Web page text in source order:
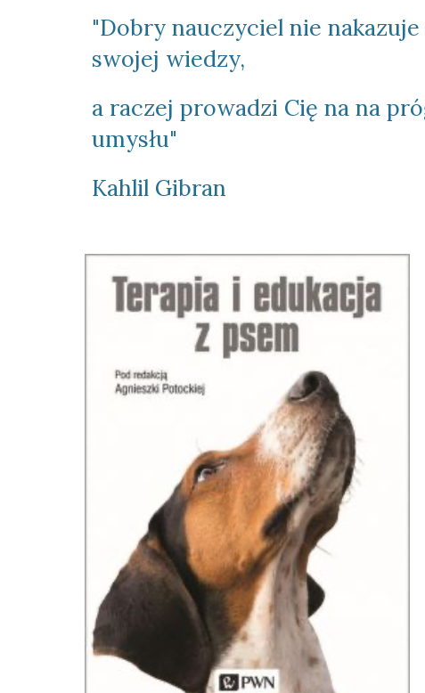
"Dobry nauczyciel nie
swojej wiedzy,
a raczej prowadzi Cię na na
umysłu"
Kahlil Gibran